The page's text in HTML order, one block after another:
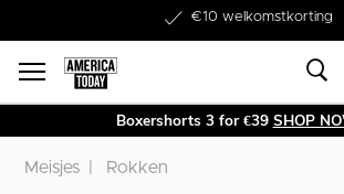
€10 welkomstkorting
Word lid van onze Member
Boxershorts 3 for €39 SHOP
Meisjes Rokken